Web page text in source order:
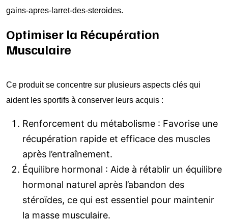
gains-apres-larret-des-steroides.
Optimiser la Récupération
Musculaire
Ce produit se concentre sur plusieurs aspects clés qui
aident les sportifs à conserver leurs acquis :
Renforcement du métabolisme : Favorise une
récupération rapide et efficace des muscles
après l’entraînement.
Équilibre hormonal : Aide à rétablir un équilibre
hormonal naturel après l’abandon des
stéroïdes, ce qui est essentiel pour maintenir
la masse musculaire.